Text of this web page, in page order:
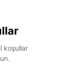
koşullar